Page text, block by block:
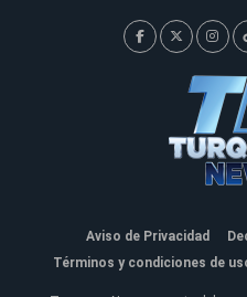
Aviso de Privacidad
Términos y condiciones de